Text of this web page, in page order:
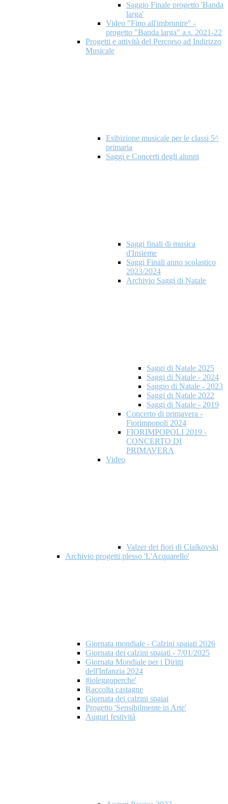
Saggio Finale progetto 'Banda
larga'
Video "Fino all'imbrunire" -
progetto "Banda larga" a.s. 2021-22
Progetti e attività del Percorso ad Indirizzo
Musicale
Esibizione musicale per le classi 5^
primaria
Saggi e Concerti degli alunni
Saggi finali di musica
d'Insieme
Saggi Finali anno scolastico
2023/2024
Archivio Saggi di Natale
Saggi di Natale 2025
Saggi di Natale - 2024
Saggio di Natale - 2023
Saggi di Natale 2022
Saggi di Natale - 2019
Concerto di primavera -
Fiorimpopoli 2024
FIORIMPOPOLI 2019 -
CONCERTO DI
PRIMAVERA
Video
Valzer dei fiori di Ciaikovski
Archivio progetti plesso 'L'Acquarello'
Giornata mondiale - Calzini spaiati 2026
Giornata dei calzini spaiati - 7/01/2025
Giornata Mondiale per i Diritti
dell'Infanzia 2024
#ioleggoperche'
Raccolta castagne
Giornata dei calzini spaiai
Progetto 'Sensibilmente in Arte'
Auguri festività